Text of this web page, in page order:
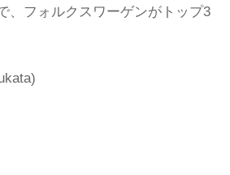
、フォルクスワーゲンがトップ3